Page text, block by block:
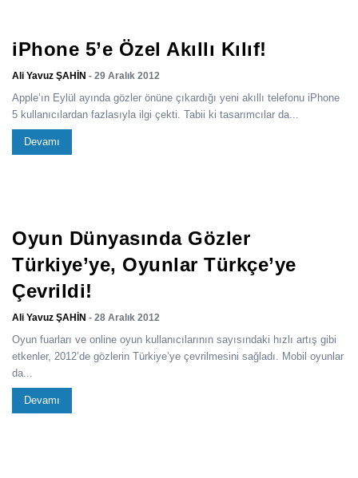
iPhone 5’e Özel Akıllı Kılıf!
Ali Yavuz ŞAHİN - 29 Aralık 2012
Apple’ın Eylül ayında gözler önüne çıkardığı yeni akıllı telefonu iPhone
5 kullanıcılardan fazlasıyla ilgi çekti. Tabii ki tasarımcılar da...
Devamı
Oyun Dünyasında Gözler
Türkiye’ye, Oyunlar Türkçe’ye
Çevrildi!
Ali Yavuz ŞAHİN - 28 Aralık 2012
Oyun fuarları ve online oyun kullanıcılarının sayısındaki hızlı artış gibi
etkenler, 2012’de gözlerin Türkiye’ye çevrilmesini sağladı. Mobil oyunlar
da...
Devamı